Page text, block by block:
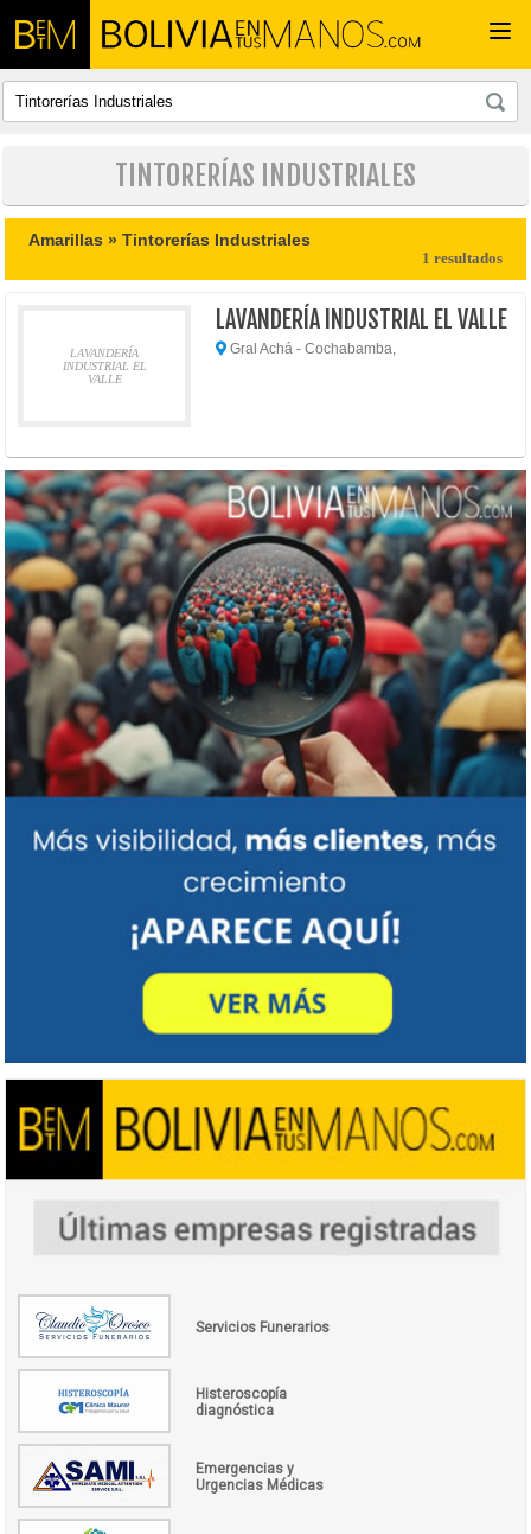
TINTORERÍAS INDUSTRIALES
Amarillas »Tintorerías Industriales
1 resultados
LAVANDERÍA
INDUSTRIAL EL
VALLE
LAVANDERÍA INDUSTRIAL EL VALLE
Gral Achá - Cochabamba,
Servicios Funerarios
Histeroscopía
diagnóstica
Emergencias y
Urgencias Médicas